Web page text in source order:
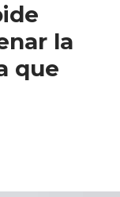
la
que